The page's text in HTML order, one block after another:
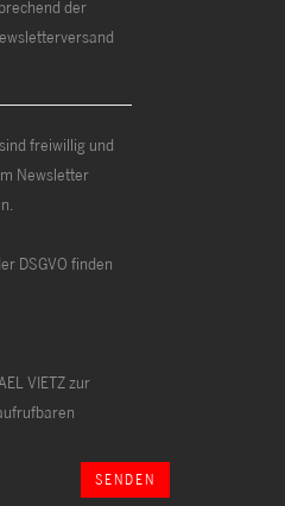
der
freiwillig und
Newsletter
DSGVO finden
VIETZ zur
SENDEN